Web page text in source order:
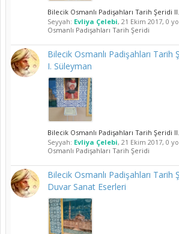
Bilecik Osmanlı Padişahları Tarih Şeridi
Seyyah: Evliya Çelebi, 21 Ekim 2017, 0
Osmanlı Padişahları Tarih Şeridi
Bilecik Osmanlı Padişahları Tarih
I. Süleyman
Bilecik Osmanlı Padişahları Tarih Şeridi
Seyyah: Evliya Çelebi, 21 Ekim 2017, 0
Osmanlı Padişahları Tarih Şeridi
Bilecik Osmanlı Padişahları Tarih
Duvar Sanat Eserleri